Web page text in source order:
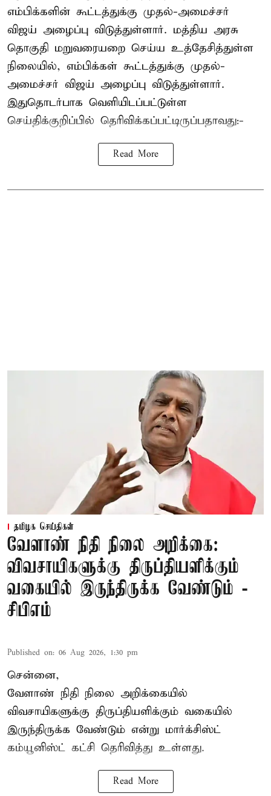
எம்பிக்களின் கூட்டத்துக்கு முதல்-அமைச்சர்
விஜய் அழைப்பு விடுத்துள்ளார். மத்திய அரசு
தொகுதி மறுவரையறை செய்ய உத்தேசித்துள்ள
நிலையில், எம்பிக்கள் கூட்டத்துக்கு முதல்-
அமைச்சர் விஜய் அழைப்பு விடுத்துள்ளார்.
இதுதொடர்பாக வெளியிடப்பட்டுள்ள
செய்திக்குறிப்பில் தெரிவிக்கப்பட்டிருப்பதாவது:-
Read More
தமிழக செய்திகள்
வேளாண் நிதி நிலை அறிக்கை:
விவசாயிகளுக்கு திருப்தியளிக்கும்
வகையில் இருந்திருக்க வேண்டும் -
சிபிஎம்
Published on: 06 Aug 2026, 1:30 pm
சென்னை,
வேளாண் நிதி நிலை அறிக்கையில்
விவசாயிகளுக்கு திருப்தியளிக்கும் வகையில்
இருந்திருக்க வேண்டும் என்று மார்க்சிஸ்ட்
கம்யூனிஸ்ட் கட்சி தெரிவித்து உள்ளது.
Read More